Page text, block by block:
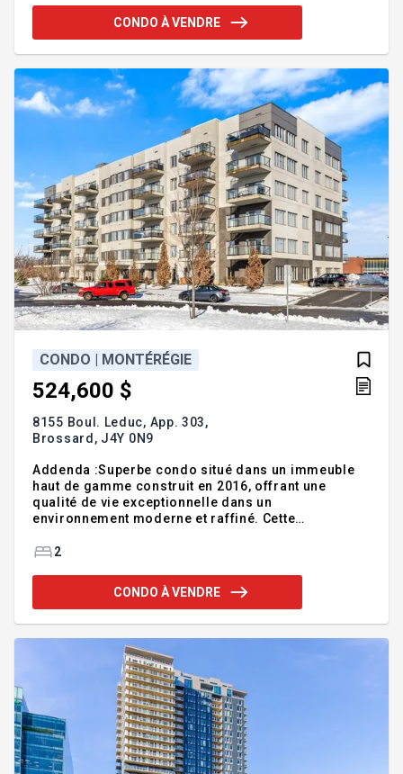
emplacement stratégique . Dès l'entrée, vous
découvrirez une aire de vie lumineuse et
recevoir ou profiter de moments en famille. La
fenestration généreuse laisse entrer une ab
CONDO À VENDRE
CONDO | MONTÉRÉGIE
524,600 $
8155 Boul. Leduc, App. 303,
Brossard, J4Y 0N9
Addenda :Superbe condo situé dans un immeuble
haut de gamme construit en 2016, offrant une
qualité de vie exceptionnelle dans un
environnement moderne et raffiné. Cette
naturelle grâce à sa fenestration pleine hauteur sur
contemporain, élégant et apaisant. Profitez d'une
vue dégagée sur la piscine creusée, la pergola
centrale conviviale, parfaitement intégrée à
l'espace de vie. De nombreuses finitions et am
2
CONDO À VENDRE